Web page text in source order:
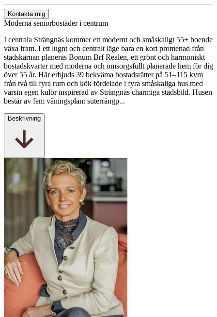
Kontakta mig
Moderna seniorbostäder i centrum
I centrala Strängnäs kommer ett modernt och småskaligt 55+ boende
växa fram. I ett lugnt och centralt läge bara en kort promenad från
stadskärnan planeras Bonum Brf Realen, ett grönt och harmoniskt
bostadskvarter med moderna och omsorgsfullt planerade hem för dig
över 55 år. Här erbjuds 39 bekväma bostadsrätter på 51–115 kvm
från två till fyra rum och kök fördelade i fyra småskaliga hus med
varsin egen kulör inspirerad av Strängnäs charmiga stadsbild. Husen
består av fem våningsplan: suterrängp...
Beskrivning